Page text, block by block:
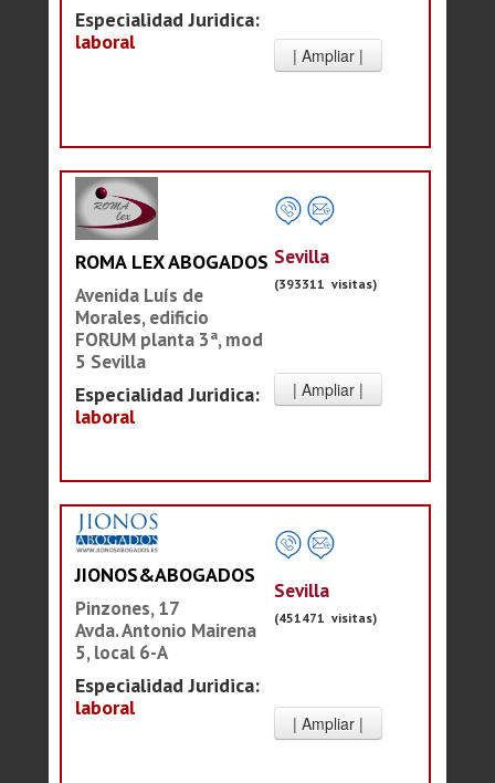
Especialidad Juridica:
laboral
ROMA LEX ABOGADOS
Avenida Luís de
Morales, edificio
FORUM planta 3ª, mod
5 Sevilla
Especialidad Juridica:
laboral
Sevilla
(393311 visitas)
JIONOS&ABOGADOS
Pinzones, 17
Avda. Antonio Mairena
5, local 6-A
Especialidad Juridica:
laboral
Sevilla
(451471 visitas)